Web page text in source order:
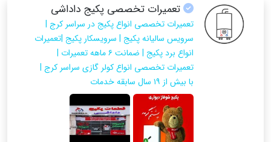
تعمیرات تخصصی پکیج داداشی
تعمیرات تخصصی انواع پکیج در سراسر کرج |
سرویس سالیانه پکیج | سرویسکار پکیج |تعمیرات
انواع برد پکیج | ضمانت ۶ ماهه تعمیرات |
تعمیرات تخصصی انواع کولر گازی سراسر کرج |
با بیش از ۱۹ سال سابقه خدمات